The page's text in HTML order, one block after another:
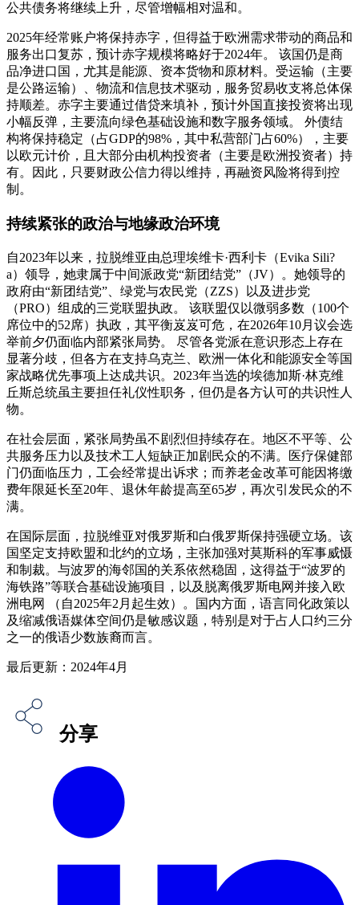
公共债务将继续上升，尽管增幅相对温和。
2025年经常账户将保持赤字，但得益于欧洲需求带动的商品和
服务出口复苏，预计赤字规模将略好于2024年。 该国仍是商
品净进口国，尤其是能源、资本货物和原材料。受运输（主要
是公路运输）、物流和信息技术驱动，服务贸易收支将总体保
持顺差。赤字主要通过借贷来填补，预计外国直接投资将出现
小幅反弹，主要流向绿色基础设施和数字服务领域。 外债结
构将保持稳定（占GDP的98%，其中私营部门占60%），主要
以欧元计价，且大部分由机构投资者（主要是欧洲投资者）持
有。因此，只要财政公信力得以维持，再融资风险将得到控
制。
持续紧张的政治与地缘政治环境
自2023年以来，拉脱维亚由总理埃维卡·西利卡（Evika Sili?
a）领导，她隶属于中间派政党“新团结党”（JV）。她领导的
政府由“新团结党”、绿党与农民党（ZZS）以及进步党
（PRO）组成的三党联盟执政。 该联盟仅以微弱多数（100个
席位中的52席）执政，其平衡岌岌可危，在2026年10月议会选
举前夕仍面临内部紧张局势。 尽管各党派在意识形态上存在
显著分歧，但各方在支持乌克兰、欧洲一体化和能源安全等国
家战略优先事项上达成共识。2023年当选的埃德加斯·林克维
丘斯总统虽主要担任礼仪性职务，但仍是各方认可的共识性人
物。
在社会层面，紧张局势虽不剧烈但持续存在。地区不平等、公
共服务压力以及技术工人短缺正加剧民众的不满。医疗保健部
门仍面临压力，工会经常提出诉求；而养老金改革可能因将缴
费年限延长至20年、退休年龄提高至65岁，再次引发民众的不
满。
在国际层面，拉脱维亚对俄罗斯和白俄罗斯保持强硬立场。该
国坚定支持欧盟和北约的立场，主张加强对莫斯科的军事威慑
和制裁。与波罗的海邻国的关系依然稳固，这得益于“波罗的
海铁路”等联合基础设施项目，以及脱离俄罗斯电网并接入欧
洲电网 （自2025年2月起生效）。国内方面，语言同化政策以
及缩减俄语媒体空间仍是敏感议题，特别是对于占人口约三分
之一的俄语少数族裔而言。
最后更新：2024年4月
分享